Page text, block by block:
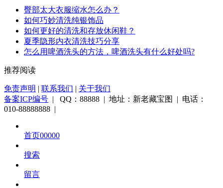
臀部太大衣服缩水怎么办？
如何巧妙清洗纯银饰品
如何更好的清洗和存放休闲鞋？
夏季隐形内衣清洗技巧分享
怎么用啤酒洗头的方法，啤酒洗头有什么好处吗?
推荐阅读
免责声明 | 联系我们 | 关于我们
备案ICP编号 | QQ：88888 | 地址：新老藏宝图 | 电话：
010-88888888 |
首页00000
搜索
留言